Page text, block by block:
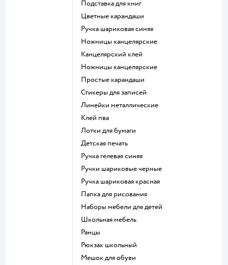
Подставка для книг
Цветные карандаши
Ручка шариковая синяя
Ножницы канцелярские
Канцелярский клей
Ножницы канцелярские
Простые карандаши
Стикеры для записей
Линейки металлические
Клей пва
Лотки для бумаги
Детская печать
Ручка гелевая синяя
Ручки шариковые черные
Ручка шариковая красная
Папка для рисования
Наборы мебели для детей
Школьная мебель
Ранцы
Рюкзак школьный
Мешок для обуви